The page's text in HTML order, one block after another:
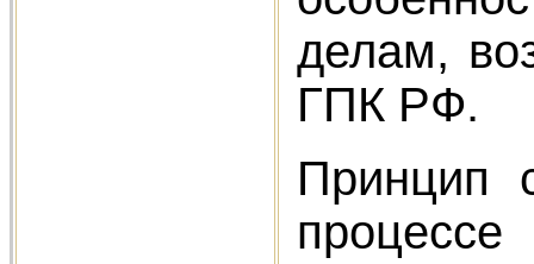
делам,
ГПК РФ.
Принцип